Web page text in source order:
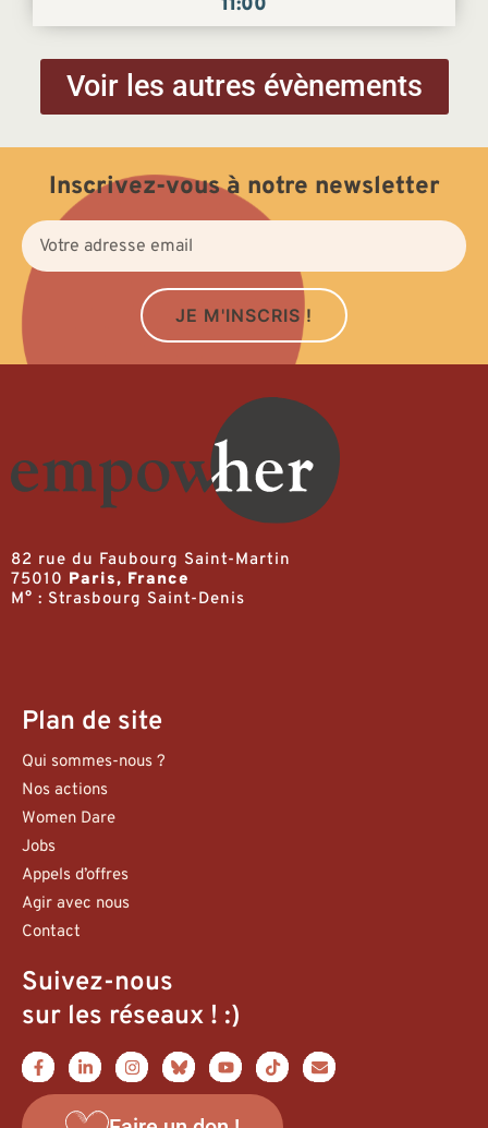
Voir les autres évènements
Inscrivez-vous à notre newsletter
JE M'INSCRIS !
82 rue du Faubourg Saint-Martin
75010 Paris, France
M° : Strasbourg Saint-Denis
Plan de site
Qui sommes-nous ?
Nos actions
Women Dare
Jobs
Appels d’offres
Agir avec nous
Contact
Suivez-nous
sur les réseaux ! :)